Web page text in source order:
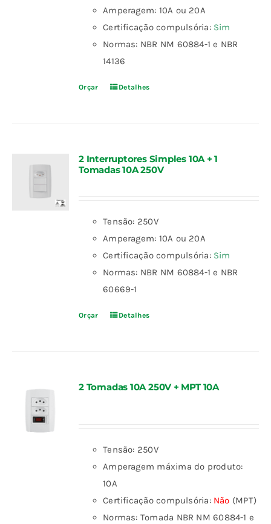
Amperagem: 10A ou 20A
Certificação compulsória: Sim
Normas: NBR NM 60884-1 e NBR
14136
Orçar Detalhes
2 Interruptores Simples 10A + 1
Tomadas 10A 250V
Tensão: 250V
Amperagem: 10A ou 20A
Certificação compulsória: Sim
Normas: NBR NM 60884-1 e NBR
60669-1
Orçar Detalhes
2 Tomadas 10A 250V + MPT 10A
Tensão: 250V
Amperagem máxima do produto:
10A
Certificação compulsória: Não (MPT)
Normas: Tomada NBR NM 60884-1 e